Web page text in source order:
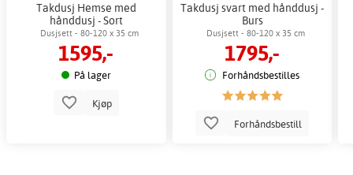
Takdusj Hemse med
hånddusj - Sort
Dusjsett - 80-120 x 35 cm
1595,-
På lager
Kjøp
Takdusj svart med hånddusj -
Burs
Dusjsett - 80-120 x 35 cm
1795,-
Forhåndsbestilles
Forhåndsbestill